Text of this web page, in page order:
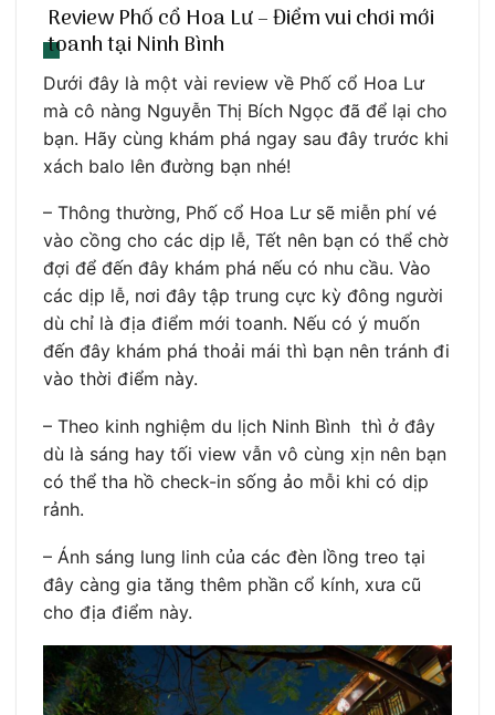
Review Phố cổ Hoa Lư – Điểm vui chơi mới
toanh tại Ninh Bình
Dưới đây là một vài review về Phố cổ Hoa Lư
mà cô nàng Nguyễn Thị Bích Ngọc đã để lại cho
bạn. Hãy cùng khám phá ngay sau đây trước khi
xách balo lên đường bạn nhé!
– Thông thường, Phố cổ Hoa Lư sẽ miễn phí vé
vào cồng cho các dịp lễ, Tết nên bạn có thể chờ
đợi để đến đây khám phá nếu có nhu cầu. Vào
các dịp lễ, nơi đây tập trung cực kỳ đông người
dù chỉ là địa điểm mới toanh. Nếu có ý muốn
đến đây khám phá thoải mái thì bạn nên tránh đi
vào thời điểm này.
– Theo kinh nghiệm du lịch Ninh Bình thì ở đây
dù là sáng hay tối view vẫn vô cùng xịn nên bạn
có thể tha hồ check-in sống ảo mỗi khi có dịp
rảnh.
– Ánh sáng lung linh của các đèn lồng treo tại
đây càng gia tăng thêm phần cổ kính, xưa cũ
cho địa điểm này.